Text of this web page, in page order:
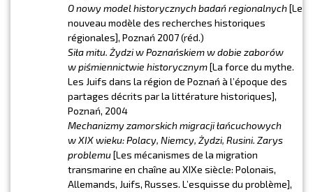
O nowy model historycznych badań regionalnych[Le
nouveau modèle des recherches historiques
régionales], Poznań 2007 (réd.)
Siła mitu. Żydzi w Poznańskiem w dobie zaborów
w piśmiennictwie historycznym[La force du mythe.
Les Juifs dans la région de Poznań à l’époque des
partages décrits par la littérature historiques],
Poznań, 2004
Mechanizmy zamorskich migracji łańcuchowych
w XIX wieku: Polacy, Niemcy, Żydzi, Rusini. Zarys
problemu[Les mécanismes de la migration
transmarine en chaîne au XIXe siècle: Polonais,
Allemands, Juifs, Russes. L’esquisse du problème],